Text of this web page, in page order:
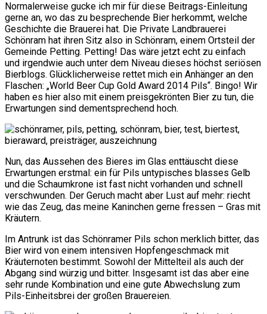
Normalerweise gucke ich mir für diese Beitrags-Einleitung
gerne an, wo das zu besprechende Bier herkommt, welche
Geschichte die Brauerei hat. Die Private Landbrauerei
Schönram hat ihren Sitz also in Schönram, einem Ortsteil der
Gemeinde Petting. Petting! Das wäre jetzt echt zu einfach
und irgendwie auch unter dem Niveau dieses höchst seriösen
Bierblogs. Glücklicherweise rettet mich ein Anhänger an den
Flaschen: „World Beer Cup Gold Award 2014 Pils“. Bingo! Wir
haben es hier also mit einem preisgekrönten Bier zu tun, die
Erwartungen sind dementsprechend hoch.
Nun, das Aussehen des Bieres im Glas enttäuscht diese
Erwartungen erstmal: ein für Pils untypisches blasses Gelb
und die Schaumkrone ist fast nicht vorhanden und schnell
verschwunden. Der Geruch macht aber Lust auf mehr: riecht
wie das Zeug, das meine Kaninchen gerne fressen – Gras mit
Kräutern.
Im Antrunk ist das Schönramer Pils schon merklich bitter, das
Bier wird von einem intensiven Hopfengeschmack mit
Kräuternoten bestimmt. Sowohl der Mittelteil als auch der
Abgang sind würzig und bitter. Insgesamt ist das aber eine
sehr runde Kombination und eine gute Abwechslung zum
Pils-Einheitsbrei der großen Brauereien.